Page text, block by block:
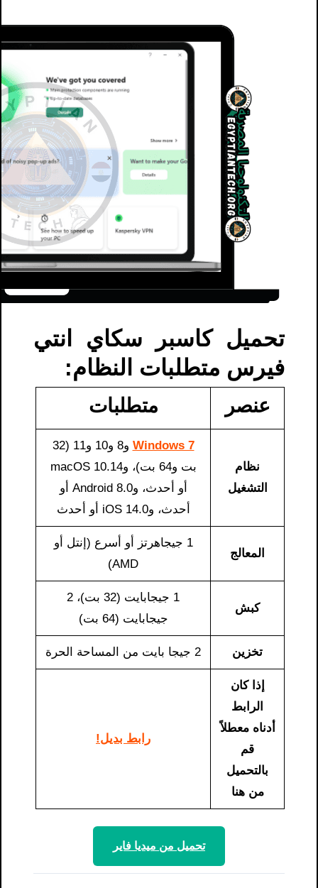
تحميل كاسبر سكاي انتي
فيرس متطلبات النظام:
عنصر متطلبات
نظام
التشغيل
Windows 7
و8 و10 و11 (32
بت و64 بت)، وmacOS 10.14
أو أحدث، وAndroid 8.0 أو
أحدث، وiOS 14.0 أو أحدث
المعالج
1 جيجاهرتز أو أسرع (إنتل أو
AMD)
كبش
1 جيجابايت (32 بت)، 2
جيجابايت (64 بت)
تخزين 2 جيجا بايت من المساحة الحرة
إذا كان
الرابط
أدناه معطلاً
قم
بالتحميل
من هنا
رابط بديل!
تحميل من ميديا ​​فاير